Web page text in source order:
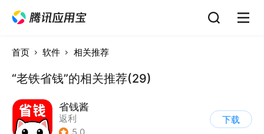
首页 软件 相关推荐
“老铁省钱”的相关推荐(29)
省钱酱
返利
下载